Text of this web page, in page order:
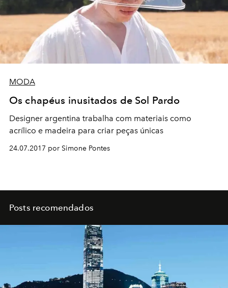
MODA
Os chapéus inusitados de Sol Pardo
Designer argentina trabalha com materiais como
acrílico e madeira para criar peças únicas
24.07.2017 por Simone Pontes
Posts recomendados